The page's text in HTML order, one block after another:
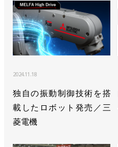
2024.11.18
独自の振動制御技術を搭
載したロボット発売／三
菱電機